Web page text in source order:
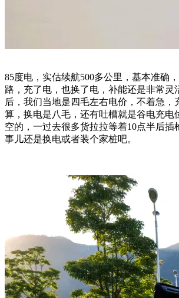
85度电，实估续航500多公里，基本准确
路，充了电，也换了电，补能还是非常灵
后，我们当地是四毛左右电价，不着急，
算，换电是八毛，还有吐槽就是谷电充电
空的，一过去很多货拉拉等着10点半后插
事儿还是换电或者装个家桩吧。